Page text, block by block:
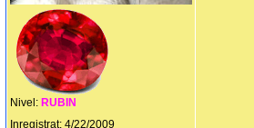
Nivel: RUBIN
Inregistrat: 4/22/2009